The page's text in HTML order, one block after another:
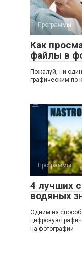
Программы
Как
файлы в
Пожалуй, ни
графическим по
Программы
4 лучших
водяных
Одним из
цифровую
на фотографии